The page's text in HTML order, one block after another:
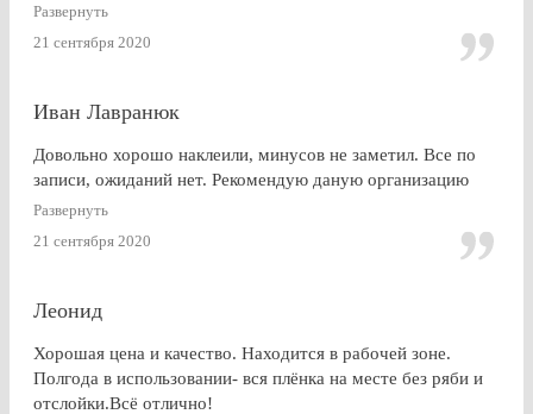
Развернуть
21 сентября 2020
Иван Лавранюк
Довольно хорошо наклеили, минусов не заметил. Все по
записи, ожиданий нет. Рекомендую даную организацию
Развернуть
21 сентября 2020
Леонид
Хорошая цена и качество. Находится в рабочей зоне.
Полгода в использовании- вся плёнка на месте без ряби и
отслойки.Всё отлично!